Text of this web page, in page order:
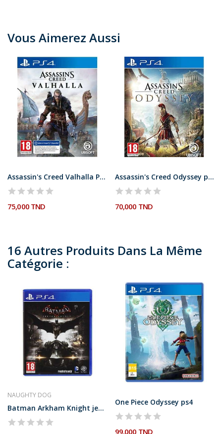
Vous Aimerez Aussi
Assassin's Creed Valhalla PS4
75,000 TND
Assassin's Creed Odyssey ps4
70,000 TND
16 Autres Produits Dans La Même
Catégorie :
NAUGHTY DOG
Batman Arkham Knight jeu ps4
One Piece Odyssey ps4
99,000 TND